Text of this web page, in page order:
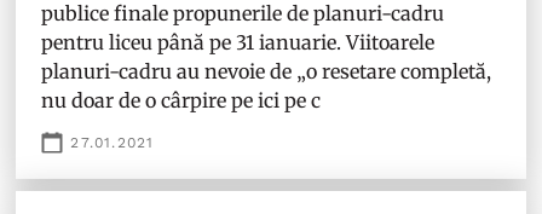
publice finale propunerile de planuri-cadru
pentru liceu până pe 31 ianuarie. Viitoarele
planuri-cadru au nevoie de „o resetare completă,
nu doar de o cârpire pe ici pe c
27.01.2021